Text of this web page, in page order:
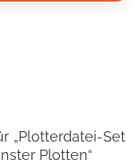
„Plotterdatei-Set
Plotten“